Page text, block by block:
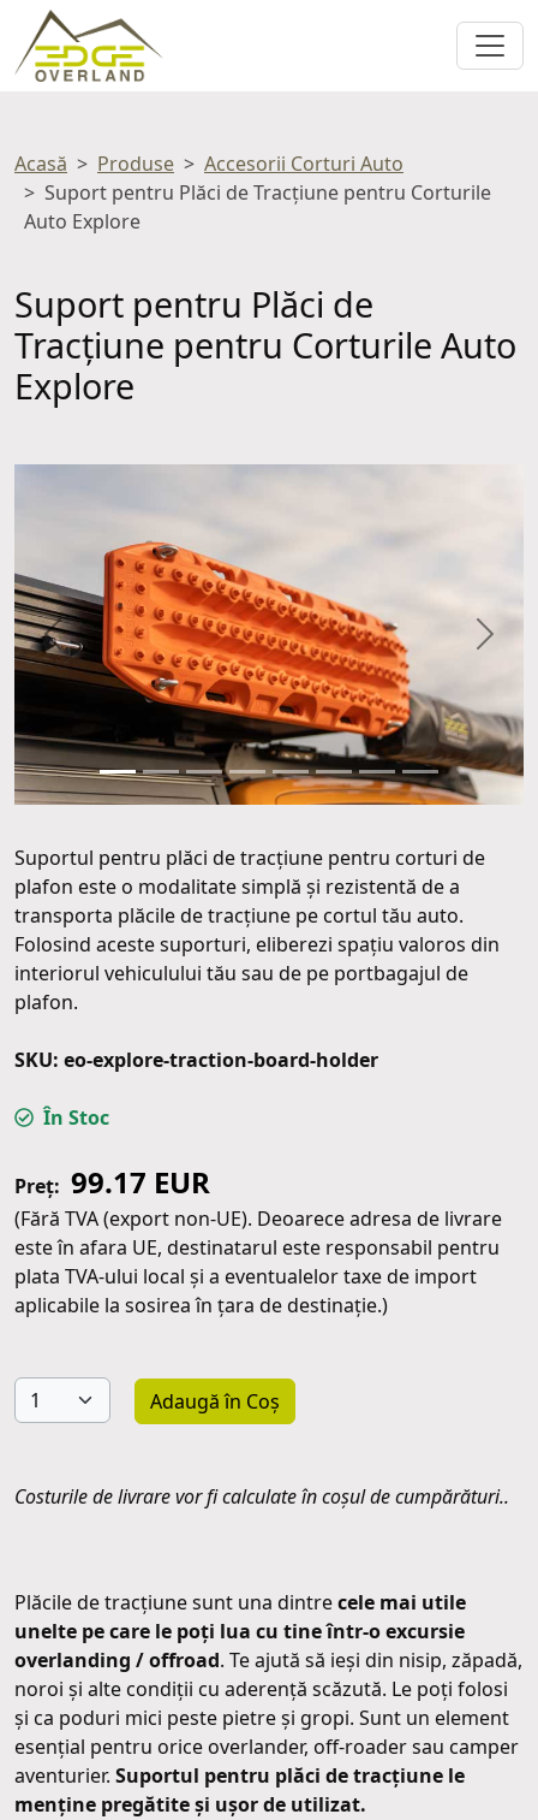
Acasă Produse
Accesorii Corturi Auto
Suport pentru Plăci de Tracțiune pentru Corturile
Auto Explore
Suport pentru Plăci de
Tracțiune pentru Corturile Auto
Explore
Precendentul
Suportul pentru plăci de tracțiune pentru corturi de
plafon este o modalitate simplă și rezistentă de a
transporta plăcile de tracțiune pe cortul tău auto.
Folosind aceste suporturi, eliberezi spațiu valoros din
interiorul vehiculului tău sau de pe portbagajul de
plafon.
SKU: eo-explore-traction-board-holder
În Stoc
Preț: 99.17 EUR
(Fără TVA (export non-UE). Deoarece adresa de livrare
este în afara UE, destinatarul este responsabil pentru
plata TVA-ului local și a eventualelor taxe de import
aplicabile la sosirea în țara de destinație.)
Adaugă în Coș
Costurile de livrare vor fi calculate în coșul de cumpărături..
Plăcile de tracțiune sunt una dintrecele mai utile
unelte pe care le poți lua cu tine într-o excursie
overlanding / offroad. Te ajută să ieși din nisip, zăpadă,
noroi și alte condiții cu aderență scăzută. Le poți folosi
și ca poduri mici peste pietre și gropi. Sunt un element
esențial pentru orice overlander, off-roader sau camper
aventurier. Suportul pentru plăci de tracțiune le
menține pregătite și ușor de utilizat.